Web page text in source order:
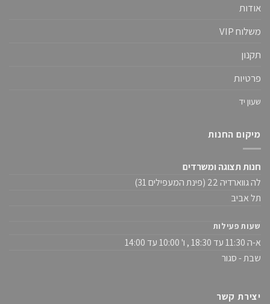
אודות
משלוח VIP
תקנון
פרטיות
שעון יד
מיקום החנות
חנות תצוגה ומשרדים
לה גווארדיה 22 (פינת המעפילים 31)
תל אביב
שעות פעילות
א-ה 11:30 עד 18:30 , ו' 10:00 עד 14:00
שבת - סגור
יצירת קשר